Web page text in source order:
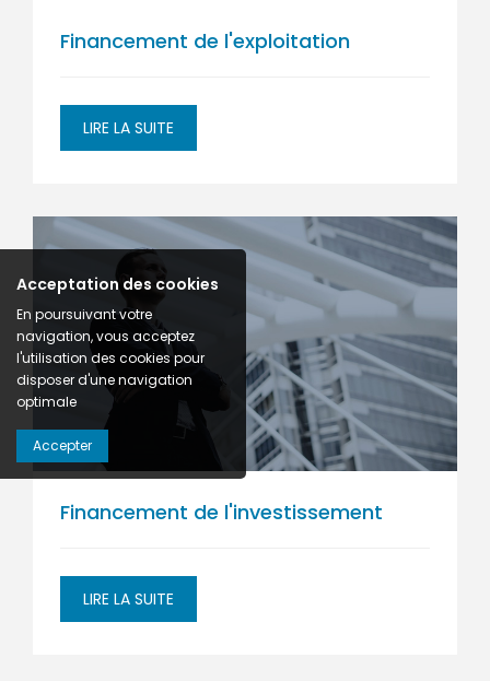
Acceptation des cookies
En poursuivant votre
navigation, vous acceptez
l'utilisation des cookies pour
disposer d'une navigation
optimale
Accepter
Financement de l'exploitation
LIRE LA SUITE
Financement de l'investissement
LIRE LA SUITE